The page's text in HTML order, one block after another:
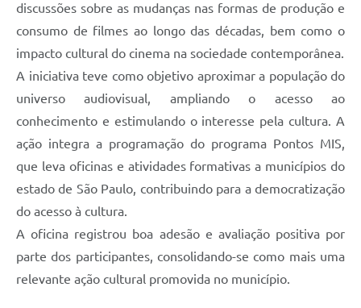
discussões sobre as mudanças nas formas de produção e
consumo de filmes ao longo das décadas, bem como o
impacto cultural do cinema na sociedade contemporânea.
A iniciativa teve como objetivo aproximar a população do
universo audiovisual, ampliando o acesso ao
conhecimento e estimulando o interesse pela cultura. A
ação integra a programação do programa Pontos MIS,
que leva oficinas e atividades formativas a municípios do
estado de São Paulo, contribuindo para a democratização
do acesso à cultura.
A oficina registrou boa adesão e avaliação positiva por
parte dos participantes, consolidando-se como mais uma
relevante ação cultural promovida no município.